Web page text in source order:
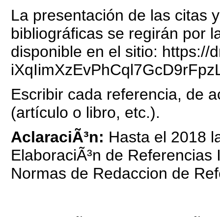
La presentación de las citas
bibliográficas se regirán por
disponible en el sitio: https://
Escribir cada referencia, de
(artículo o libro, etc.).
AclaraciÃ³n: Hasta el 2018
ElaboraciÃ³n de
Normas de Redaccion de